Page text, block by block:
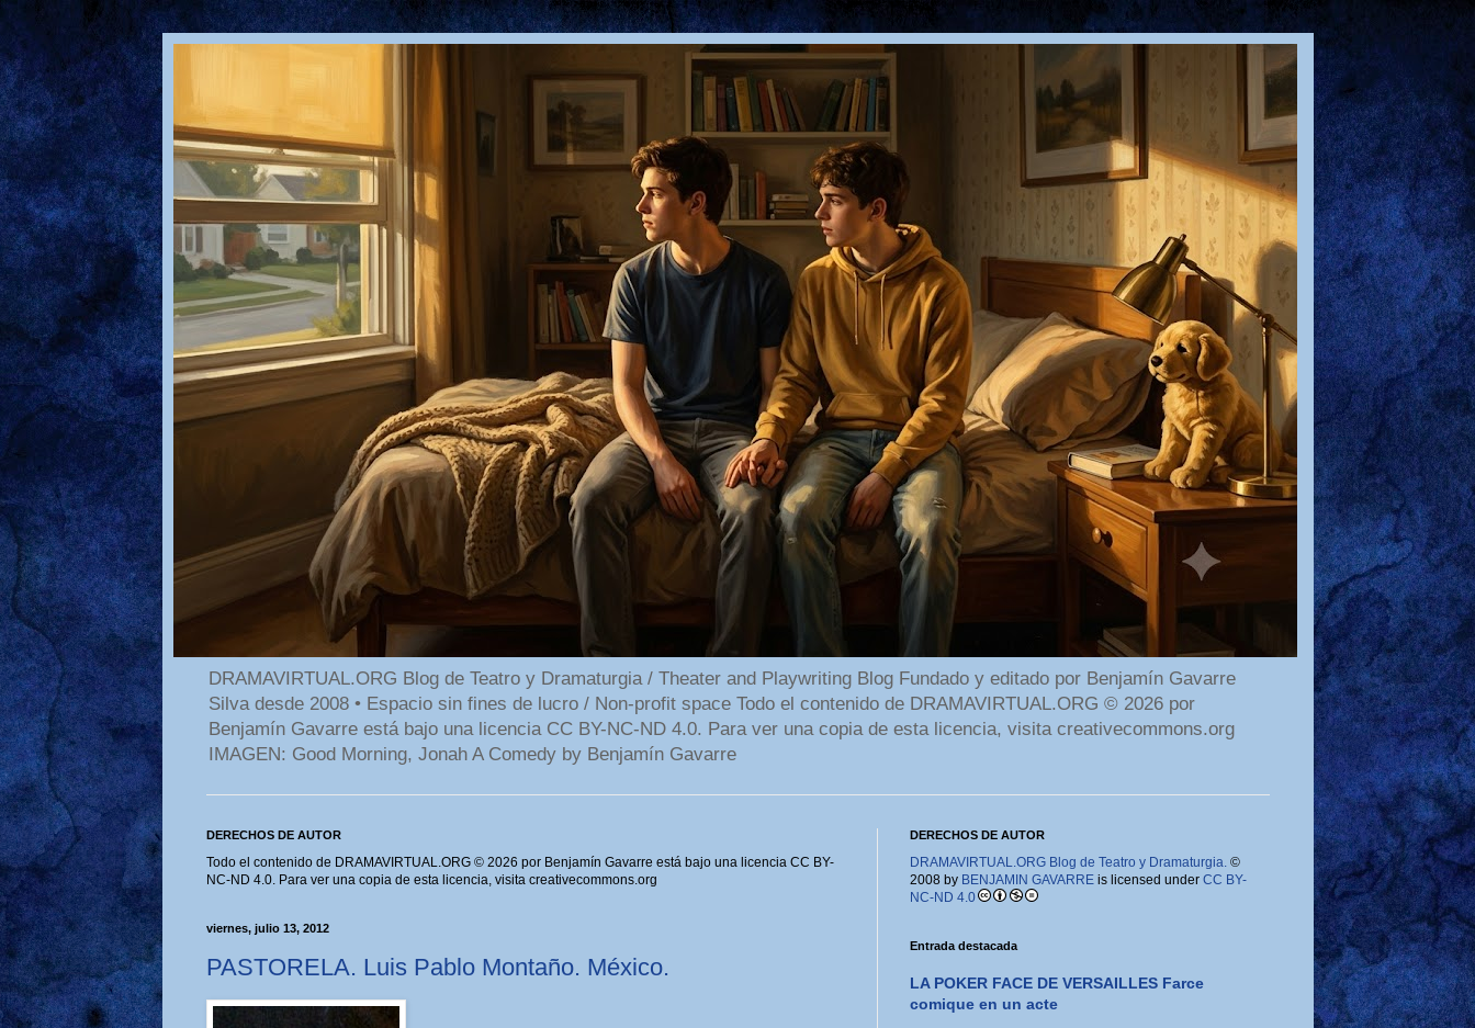
DRAMAVIRTUAL.ORG Blog de Teatro y Dramaturgia / Theater and Playwriting Blog Fundado y editado por Benjamín Gavarre
Silva desde 2008 • Espacio sin fines de lucro / Non-profit space Todo el contenido de DRAMAVIRTUAL.ORG © 2026 por
Benjamín Gavarre está bajo una licencia CC BY-NC-ND 4.0. Para ver una copia de esta licencia, visita creativecommons.org
IMAGEN: Good Morning, Jonah A Comedy by Benjamín Gavarre
DERECHOS DE AUTOR
Todo el contenido de DRAMAVIRTUAL.ORG © 2026 por Benjamín Gavarre está bajo una licencia CC BY-
NC-ND 4.0. Para ver una copia de esta licencia, visita creativecommons.org
viernes, julio 13, 2012
PASTORELA. Luis Pablo Montaño. México.
DERECHOS DE AUTOR
DRAMAVIRTUAL.ORG Blog de Teatro y Dramaturgia.©
2008 by BENJAMIN GAVARREis licensed under CC BY-
NC-ND 4.0
Entrada destacada
LA POKER FACE DE VERSAILLES Farce
comique en un acte